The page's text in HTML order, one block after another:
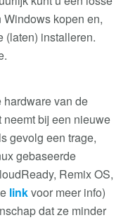
kopen en,
(laten) installeren.
van de
bij een nieuwe
gevolg een trage,
gebaseerde
Remix OS,
linkvoor meer info)
dat ze minder